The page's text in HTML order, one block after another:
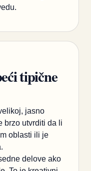
tipične
jasno
brzo utvrditi da li
oblasti ili je
delove ako